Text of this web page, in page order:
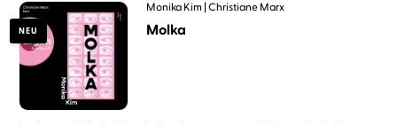
NEU
Monika Kim Christiane Marx
Molka